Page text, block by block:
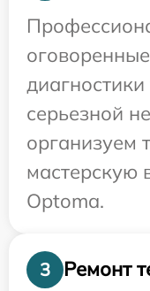
серьезной
организуем
мастерскую
Optoma.
3
Ремонт